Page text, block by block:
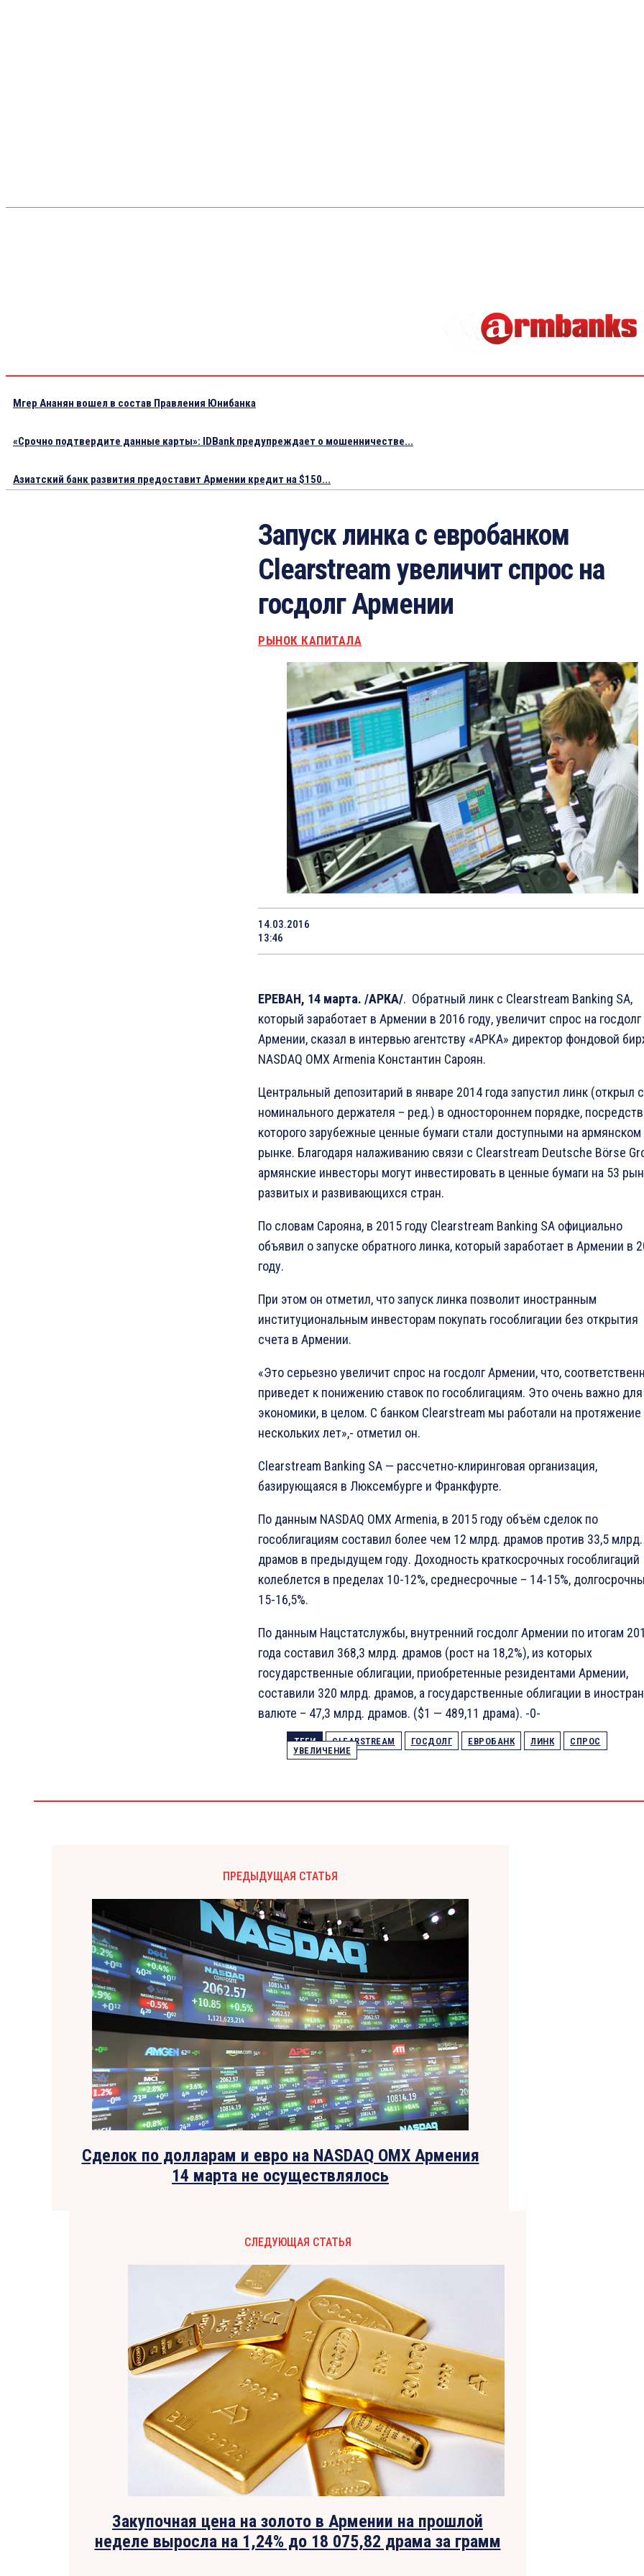
Мгер Ананян вошел в состав Правления Юнибанка
«Срочно подтвердите данные карты»: IDBank предупреждает о мошенничестве...
Азиатский банк развития предоставит Армении кредит на $150...
Запуск линка с евробанком
Clearstream увеличит спрос на
госдолг Армении
РЫНОК КАПИТАЛА
14.03.2016
13:46
ЕРЕВАН, 14 марта. /АРКА/. Обратный линк с Clearstream Banking SA,
который заработает в Армении в 2016 году, увеличит спрос на госдолг
Армении, сказал в интервью агентству «АРКА» директор фондовой
NASDAQ OMX Armenia Константин Сароян.
Центральный депозитарий в январе 2014 года запустил линк (открыл
номинального держателя – ред.) в одностороннем порядке,
которого зарубежные ценные бумаги стали доступными на армянском
рынке. Благодаря налаживанию связи с Clearstream Deutsche Börse
армянские инвесторы могут инвестировать в ценные бумаги на 53
развитых и развивающихся стран.
По словам Сарояна, в 2015 году Clearstream Banking SA официально
объявил о запуске обратного линка, который заработает в Армении в
году.
При этом он отметил, что запуск линка позволит иностранным
институциональным инвесторам покупать гособлигации без открытия
счета в Армении.
«Это серьезно увеличит спрос на госдолг Армении, что,
приведет к понижению ставок по гособлигациям. Это очень важно для
экономики, в целом. С банком Clearstream мы работали на протяжение
нескольких лет»,- отметил он.
Clearstream Banking SA — рассчетно-клиринговая организация,
базирующаяся в Люксембурге и Франкфурте.
По данным NASDAQ OMX Armenia, в 2015 году объём сделок по
гособлигациям составил более чем 12 млрд. драмов против 33,5 млрд.
драмов в предыдущем году. Доходность краткосрочных гособлигаций
колеблется в пределах 10-12%, среднесрочные – 14-15%,
15-16,5%.
По данным Нацстатслужбы, внутренний госдолг Армении по итогам
года составил 368,3 млрд. драмов (рост на 18,2%), из которых
государственные облигации, приобретенные резидентами Армении,
составили 320 млрд. драмов, а государственные облигации в
валюте – 47,3 млрд. драмов. ($1 — 489,11 драма). -0-
ТЕГИ CLEARSTREAM ГОСДОЛГ ЕВРОБАНК ЛИНК
СПРОС
УВЕЛИЧЕНИЕ
ПРЕДЫДУЩАЯ СТАТЬЯ
Сделок по долларам и евро на NASDAQ OMX Армения
14 марта не осуществлялось
СЛЕДУЮЩАЯ СТАТЬЯ
Закупочная цена на золото в Армении на прошлой
неделе выросла на 1,24% до 18 075,82 драма за грамм